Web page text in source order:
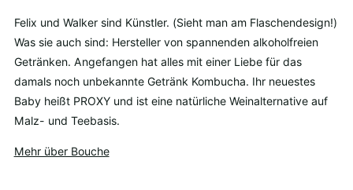
Felix und Walker sind Künstler. (Sieht man am Flaschendesign!)
Was sie auch sind: Hersteller von spannenden alkoholfreien
Getränken. Angefangen hat alles mit einer Liebe für das
damals noch unbekannte Getränk Kombucha. Ihr neuestes
Baby heißt PROXY und ist eine natürliche Weinalternative auf
Malz- und Teebasis.
Mehr über Bouche